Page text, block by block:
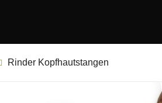
Rinder Kopfhautstangen